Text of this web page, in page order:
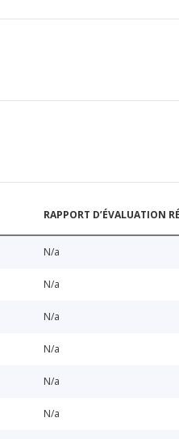
RAPPORT D’ÉVALUATION
N/a
N/a
N/a
N/a
N/a
N/a